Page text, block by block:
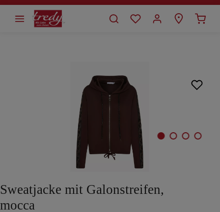
springen
Sweatjacke mit Galonstreifen,
mocca